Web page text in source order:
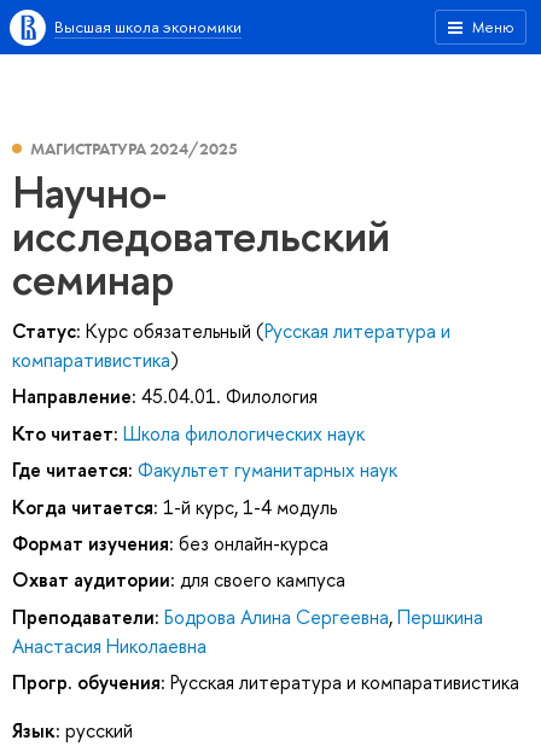
Меню
Высшая школа экономики
МАГИСТРАТУРА 2024/2025
Научно-
исследовательский
семинар
Статус: Курс обязательный (Русская литература и
компаративистика)
Направление: 45.04.01. Филология
Кто читает: Школа филологических наук
Где читается: Факультет гуманитарных наук
Когда читается: 1-й курс, 1-4 модуль
Формат изучения: без онлайн-курса
Охват аудитории: для своего кампуса
Преподаватели: Бодрова Алина Сергеевна,Першкина
Анастасия Николаевна
Прогр. обучения: Русская литература и компаративистика
Язык: русский